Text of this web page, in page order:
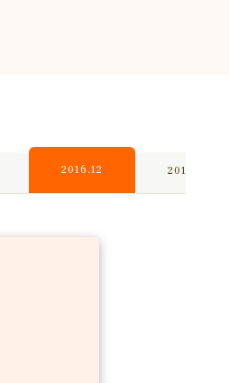
2016.12 2016.09